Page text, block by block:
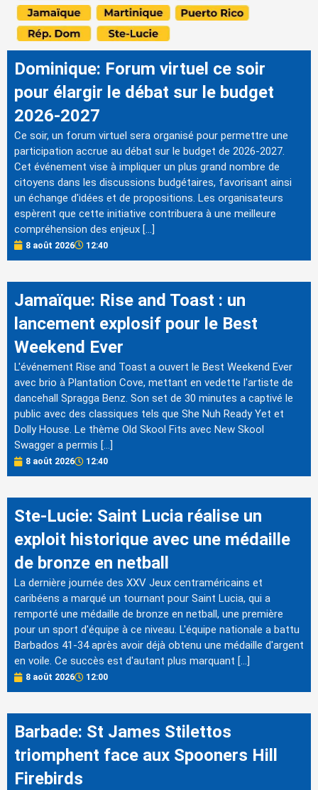
Dominique: Forum virtuel ce soir
pour élargir le débat sur le budget
2026-2027
Ce soir, un forum virtuel sera organisé pour permettre une
participation accrue au débat sur le budget de 2026-2027.
Cet événement vise à impliquer un plus grand nombre de
citoyens dans les discussions budgétaires, favorisant ainsi
un échange d'idées et de propositions. Les organisateurs
espèrent que cette initiative contribuera à une meilleure
compréhension des enjeux […]
8 août 2026 12:40
Jamaïque: Rise and Toast : un
lancement explosif pour le Best
Weekend Ever
L'événement Rise and Toast a ouvert le Best Weekend Ever
avec brio à Plantation Cove, mettant en vedette l'artiste de
dancehall Spragga Benz. Son set de 30 minutes a captivé le
public avec des classiques tels que She Nuh Ready Yet et
Dolly House. Le thème Old Skool Fits avec New Skool
Swagger a permis […]
8 août 2026 12:40
Ste-Lucie: Saint Lucia réalise un
exploit historique avec une médaille
de bronze en netball
La dernière journée des XXV Jeux centraméricains et
caribéens a marqué un tournant pour Saint Lucia, qui a
remporté une médaille de bronze en netball, une première
pour un sport d'équipe à ce niveau. L'équipe nationale a battu
Barbados 41-34 après avoir déjà obtenu une médaille d'argent
en voile. Ce succès est d'autant plus marquant […]
8 août 2026 12:00
Barbade: St James Stilettos
triomphent face aux Spooners Hill
Firebirds